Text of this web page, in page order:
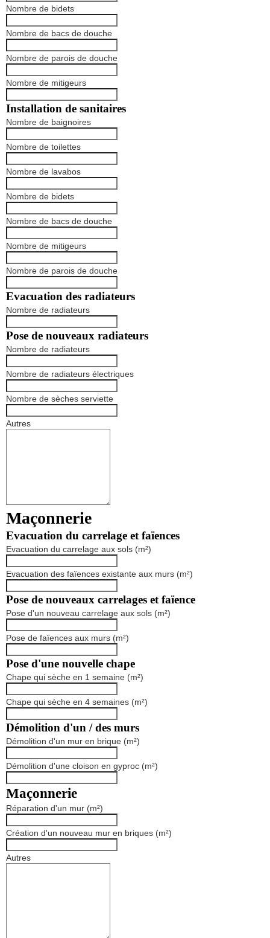
Nombre de bidets
Nombre de bacs de douche
Nombre de parois de douche
Nombre de mitigeurs
Installation de sanitaires
Nombre de baignoires
Nombre de toilettes
Nombre de lavabos
Nombre de bidets
Nombre de bacs de douche
Nombre de mitigeurs
Nombre de parois de douche
Evacuation des radiateurs
Nombre de radiateurs
Pose de nouveaux radiateurs
Nombre de radiateurs
Nombre de radiateurs électriques
Nombre de sèches serviette
Autres
Maçonnerie
Evacuation du carrelage et faïences
Evacuation du carrelage aux sols (m²)
Evacuation des faïences existante aux murs (m²)
Pose de nouveaux carrelages et faïence
Pose d'un nouveau carrelage aux sols (m²)
Pose de faïences aux murs (m²)
Pose d'une nouvelle chape
Chape qui sèche en 1 semaine (m²)
Chape qui sèche en 4 semaines (m²)
Démolition d'un / des murs
Démolition d'un mur en brique (m²)
Démolition d'une cloison en gyproc (m²)
Maçonnerie
Réparation d'un mur (m²)
Création d'un nouveau mur en briques (m²)
Autres